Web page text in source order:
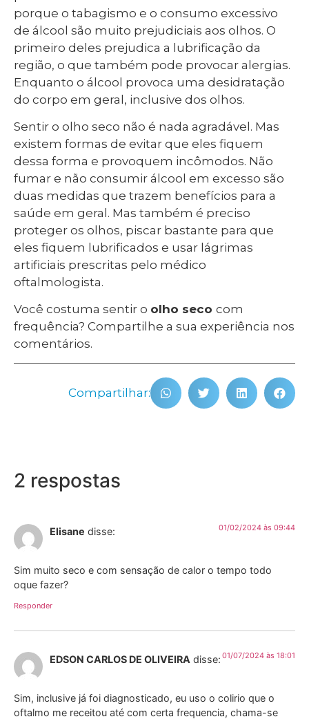
porque o tabagismo e o consumo excessivo
de álcool são muito prejudiciais aos olhos. O
primeiro deles prejudica a lubrificação da
região, o que também pode provocar alergias.
Enquanto o álcool provoca uma desidratação
do corpo em geral, inclusive dos olhos.
Sentir o olho seco não é nada agradável. Mas
existem formas de evitar que eles fiquem
dessa forma e provoquem incômodos. Não
fumar e não consumir álcool em excesso são
duas medidas que trazem benefícios para a
saúde em geral. Mas também é preciso
proteger os olhos, piscar bastante para que
eles fiquem lubrificados e usar lágrimas
artificiais prescritas pelo médico
oftalmologista.
Você costuma sentir o olho seco com
frequência? Compartilhe a sua experiência nos
comentários.
Compartilhar:
2 respostas
Elisane disse: 01/02/2024 às 09:44
Sim muito seco e com sensação de calor o tempo todo
oque fazer?
Responder
EDSON CARLOS DE OLIVEIRA disse: 01/07/2024 às 18:01
Sim, inclusive já foi diagnosticado, eu uso o colirio que o
oftalmo me receitou até com certa frequencia, chama-se